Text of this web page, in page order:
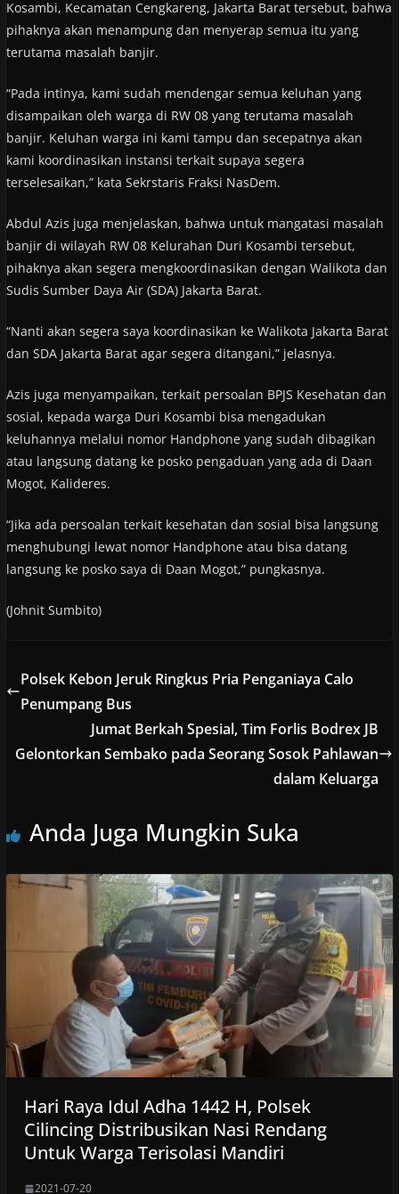
Kosambi, Kecamatan Cengkareng, Jakarta Barat tersebut, bahwa
pihaknya akan menampung dan menyerap semua itu yang
terutama masalah banjir.
“Pada intinya, kami sudah mendengar semua keluhan yang
disampaikan oleh warga di RW 08 yang terutama masalah
banjir. Keluhan warga ini kami tampu dan secepatnya akan
kami koordinasikan instansi terkait supaya segera
terselesaikan,” kata Sekrstaris Fraksi NasDem.
Abdul Azis juga menjelaskan, bahwa untuk mangatasi masalah
banjir di wilayah RW 08 Kelurahan Duri Kosambi tersebut,
pihaknya akan segera mengkoordinasikan dengan Walikota dan
Sudis Sumber Daya Air (SDA) Jakarta Barat.
“Nanti akan segera saya koordinasikan ke Walikota Jakarta Barat
dan SDA Jakarta Barat agar segera ditangani,” jelasnya.
Azis juga menyampaikan, terkait persoalan BPJS Kesehatan dan
sosial, kepada warga Duri Kosambi bisa mengadukan
keluhannya melalui nomor Handphone yang sudah dibagikan
atau langsung datang ke posko pengaduan yang ada di Daan
Mogot, Kalideres.
“Jika ada persoalan terkait kesehatan dan sosial bisa langsung
menghubungi lewat nomor Handphone atau bisa datang
langsung ke posko saya di Daan Mogot,” pungkasnya.
(Johnit Sumbito)
Polsek Kebon Jeruk Ringkus Pria Penganiaya Calo
Penumpang Bus
Jumat Berkah Spesial, Tim Forlis Bodrex JB
Gelontorkan Sembako pada Seorang Sosok Pahlawan
dalam Keluarga
Anda Juga Mungkin Suka
Hari Raya Idul Adha 1442 H, Polsek
Cilincing Distribusikan Nasi Rendang
Untuk Warga Terisolasi Mandiri
2021-07-20